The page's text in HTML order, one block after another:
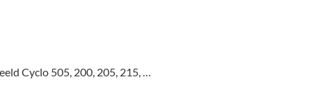
Cyclo 505, 200, 205, 215, …